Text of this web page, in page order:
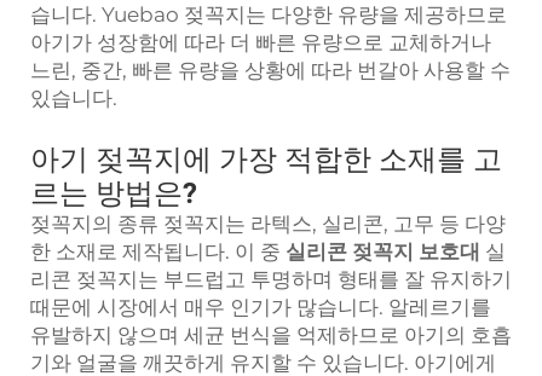
습니다. Yuebao 젖꼭지는 다양한 유량을 제공하므로
아기가 성장함에 따라 더 빠른 유량으로 교체하거나
느린, 중간, 빠른 유량을 상황에 따라 번갈아 사용할 수
있습니다.
아기 젖꼭지에 가장 적합한 소재를 고
르는 방법은?
젖꼭지의 종류 젖꼭지는 라텍스, 실리콘, 고무 등 다양
한 소재로 제작됩니다. 이 중 실리콘 젖꼭지 보호대 실
리콘 젖꼭지는 부드럽고 투명하며 형태를 잘 유지하기
때문에 시장에서 매우 인기가 많습니다. 알레르기를
유발하지 않으며 세균 번식을 억제하므로 아기의 호흡
기와 얼굴을 깨끗하게 유지할 수 있습니다. 아기에게